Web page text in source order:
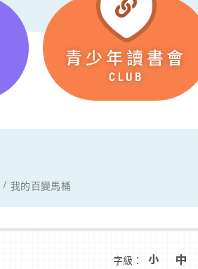
青少年讀書會
CLUB
我的百變馬桶
字級：